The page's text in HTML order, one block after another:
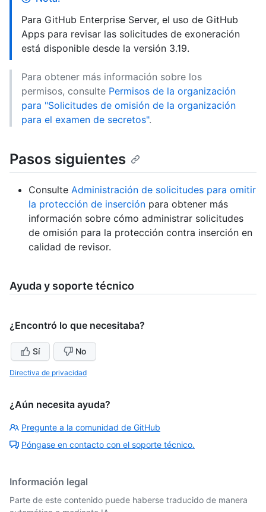
Para GitHub Enterprise Server, el uso de GitHub
Apps para revisar las solicitudes de exoneración
está disponible desde la versión 3.19.
Para obtener más información sobre los
permisos, consulte Permisos de la organización
para "Solicitudes de omisión de la organización
para el examen de secretos".
Pasos siguientes
Consulte Administración de solicitudes para omitir
la protección de inserción para obtener más
información sobre cómo administrar solicitudes
de omisión para la protección contra inserción en
calidad de revisor.
Ayuda y soporte técnico
¿Encontró lo que necesitaba?
Sí No
Directiva de privacidad
¿Aún necesita ayuda?
Pregunte a la comunidad de GitHub
Póngase en contacto con el soporte técnico.
Información legal
Parte de este contenido puede haberse traducido de manera